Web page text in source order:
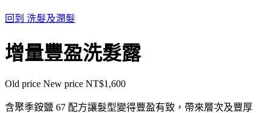
回到 洗髮及潤髮
增量豐盈洗髮露
Old price New price NT$1,600
含聚季銨鹽 67 配方讓髮型變得豐盈有致，帶來層次及豐厚